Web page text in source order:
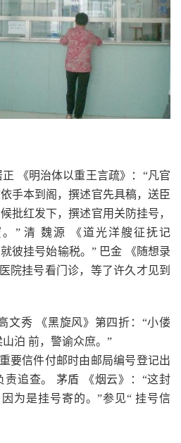
《明治体以重王言疏》：“凡官
手本到阁，撰述官先具稿，送臣
批红发下，撰述官用关防挂号，
” 清 魏源 《道光洋艘征抚记
彼挂号始输税。” 巴金 《随想录
院挂号看门诊，等了许久才见到
文秀 《黑旋风》第四折：“小偻
泊 前，警谕众庶。”
要信件付邮时由邮局编号登记出
责追查。 茅盾 《烟云》：“这封
为是挂号寄的。”参见“ 挂号信